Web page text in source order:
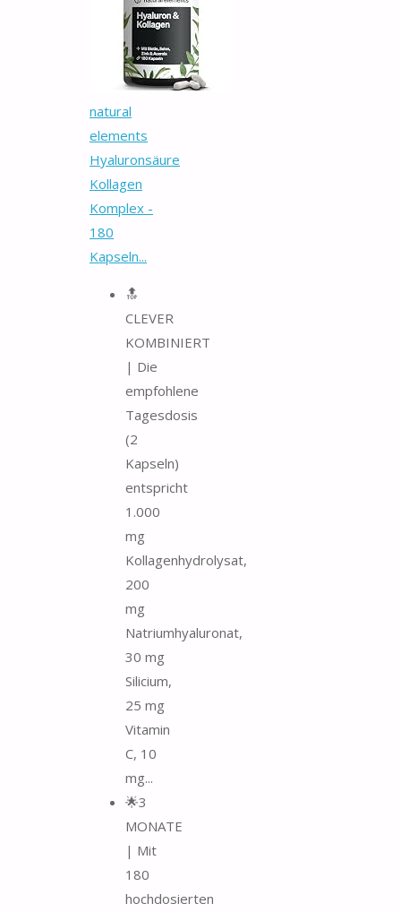
natural
elements
Hyaluronsäure
Kollagen
Komplex -
180
Kapseln...
🔝
CLEVER
KOMBINIERT
| Die
empfohlene
Tagesdosis
(2
Kapseln)
entspricht
1.000
mg
Kollagenhydrolysat,
200
mg
Natriumhyaluronat,
30 mg
Silicium,
25 mg
Vitamin
C, 10
mg...
🌟3
MONATE
| Mit
180
hochdosierten